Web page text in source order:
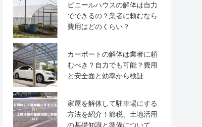
ビニールハウスの解体は自力
でできるの？業者に頼むなら
費用はどのくらい？
カーポートの解体は業者に頼
むべき？自力でも可能？費用
と安全面と効率から検証
家屋を解体して駐車場にする
方法を紹介！節税、土地活用
の基礎知識と準備について